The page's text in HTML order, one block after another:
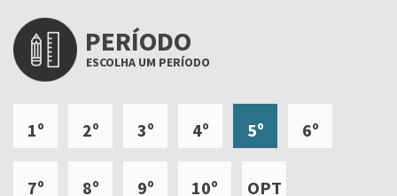
PERÍODO
ESCOLHA UM PERÍODO
1º 2º 3º 4º 5º 6º
7º 8º 9º 10º OPT